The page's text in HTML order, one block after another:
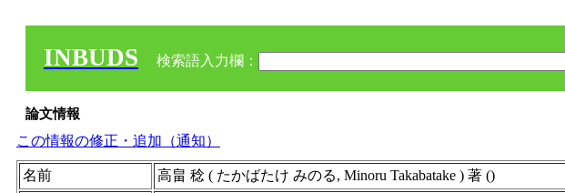
INBUDS 検索語入力欄：
論文情報
この情報の修正・追加（通知）
名前
高畠 稔 ( たかばたけ みのる, Minoru Takabatake ) 著 ()